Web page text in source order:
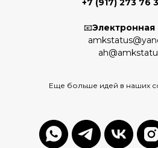
+7 (917) 273 76
📧Электронная
Еще больше идей в наших